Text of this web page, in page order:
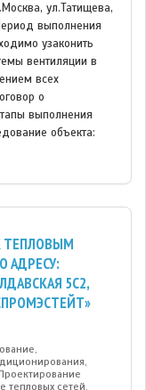
ул.Татищева,
выполнения
узаконить
вентиляции в
всех
о
выполнения
объекта:
ТЕПЛОВЫМ
АДРЕСУ:
5С2,
тепловых сетей,